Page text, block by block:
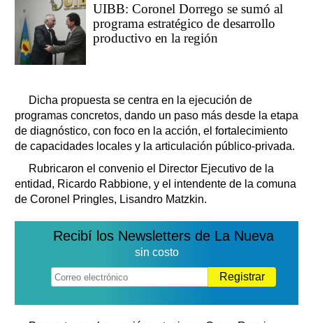
UIBB: Coronel Dorrego se sumó al
programa estratégico de desarrollo
productivo en la región
Dicha propuesta se centra en la ejecución de
programas concretos, dando un paso más desde la etapa
de diagnóstico, con foco en la acción, el fortalecimiento
de capacidades locales y la articulación público-privada.
Rubricaron el convenio el Director Ejecutivo de la
entidad, Ricardo Rabbione, y el intendente de la comuna
de Coronel Pringles, Lisandro Matzkin.
Recibí los Newsletters de La Nueva
sin costo
Registrar